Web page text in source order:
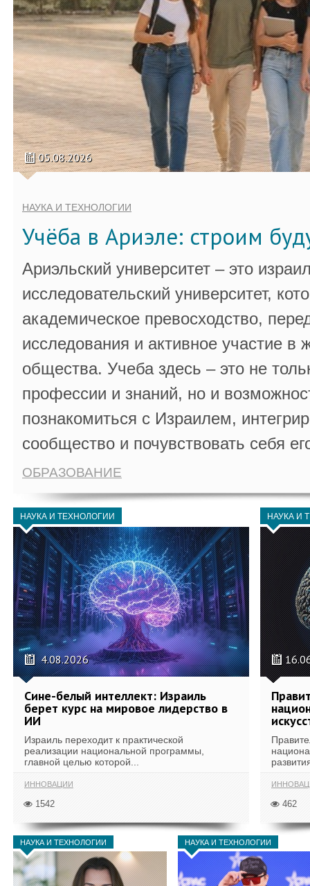
05.08.2026
НАУКА И ТЕХНОЛОГИИ
Учёба в Ариэле: строим
Ариэльский университет – это
исследовательский университет,
академическое превосходство,
исследования и активное участие в
общества. Учеба здесь – это не
профессии и знаний, но и
познакомиться с Израилем,
сообщество и почувствовать себя
ОБРАЗОВАНИЕ
НАУКА И ТЕХНОЛОГИИ
4.08.2026
Сине-белый интеллект: Израиль
берет курс на мировое лидерство в
ИИ
Израиль переходит к практической
реализации национальной программы,
главной целью которой...
ИННОВАЦИИ
1542
НАУКА И
462
НАУКА И ТЕХНОЛОГИИ НАУКА И ТЕХНОЛОГИИ